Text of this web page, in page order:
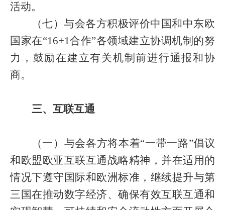
活动。
（七）与会各方积极评价中国和中东欧
国家在“16+1合作”各领域建立协调机制的努
力，鼓励在建立有关机制前进行通报和协
商。
三、互联互通
（一）与会各方将本着“一带一路”倡议
和欧盟欧亚互联互通战略精神，并在适用的
情况下遵守国际和欧洲标准，继续提升与第
三国在推动数字经济、确保有效互联互通和